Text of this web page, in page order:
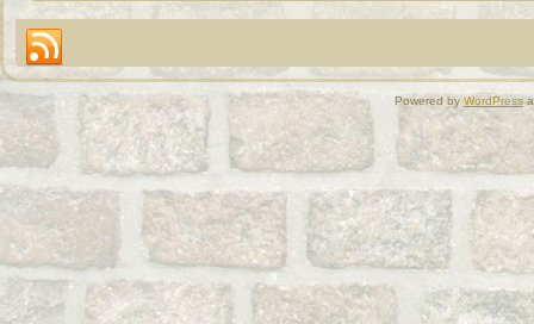
Powered byWordPress